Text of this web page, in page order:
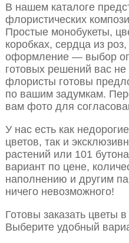
В нашем каталоге
флористических
Простые монобукеты,
коробках, сердца из
оформление — выбор
готовых решений вас
флористы готовы
по вашим задумкам.
вам фото для
У нас есть как
цветов, так и
растений или 101
вариант по цене,
наполнению и другим
ничего невозможного!
Готовы заказать цветы
Выберите удобный